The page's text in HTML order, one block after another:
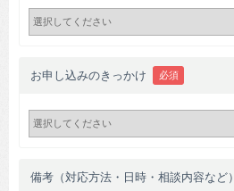
お申し込みのきっかけ 必須
備考（対応方法・日時・相談内容など）